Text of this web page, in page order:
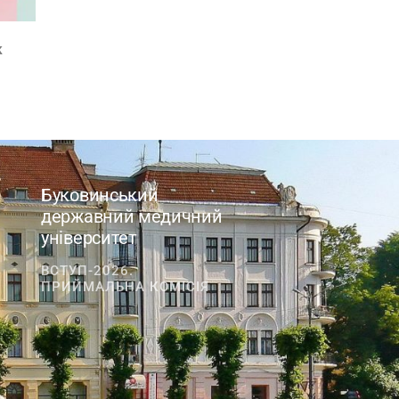
Буковинський
державний медичний
університет
ВСТУП-2026.
ПРИЙМАЛЬНА КОМІСІЯ